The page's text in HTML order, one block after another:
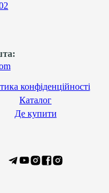
конфіденційності
Каталог
Де купити